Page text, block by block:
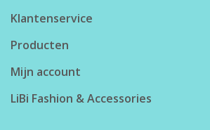
Klantenservice
Producten
Mijn account
LiBi Fashion & Accessories